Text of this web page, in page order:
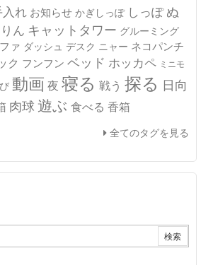
入れ お知らせ かぎしっぽ しっぽ ぬ
ん キャットタワー グルーミング
ァ ダッシュ デスク ニャー ネコパンチ
ク フンフン ベッド ホッカペ ミニモ
動画 夜 寝る 戦う 探る 日向
肉球 遊ぶ 食べる 香箱
全てのタグを見る